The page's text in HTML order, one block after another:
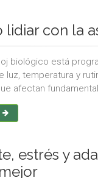
lidiar con la
biológico está
luz, temperatura y
afectan
estrés y